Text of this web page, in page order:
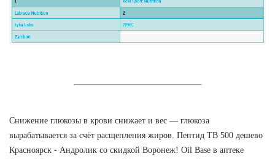
Снижение глюкозы в крови снижает и вес — глюкоза
вырабатывается за счёт расщепления жиров. Пептид TB 500 дешево
Красноярск - Андролик со скидкой Воронеж! Oil Base в аптеке